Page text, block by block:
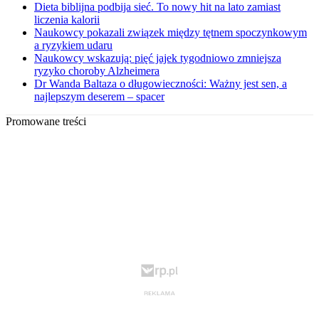
Dieta biblijna podbija sieć. To nowy hit na lato zamiast
liczenia kalorii
Naukowcy pokazali związek między tętnem spoczynkowym
a ryzykiem udaru
Naukowcy wskazują: pięć jajek tygodniowo zmniejsza
ryzyko choroby Alzheimera
Dr Wanda Baltaza o długowieczności: Ważny jest sen, a
najlepszym deserem – spacer
Promowane treści